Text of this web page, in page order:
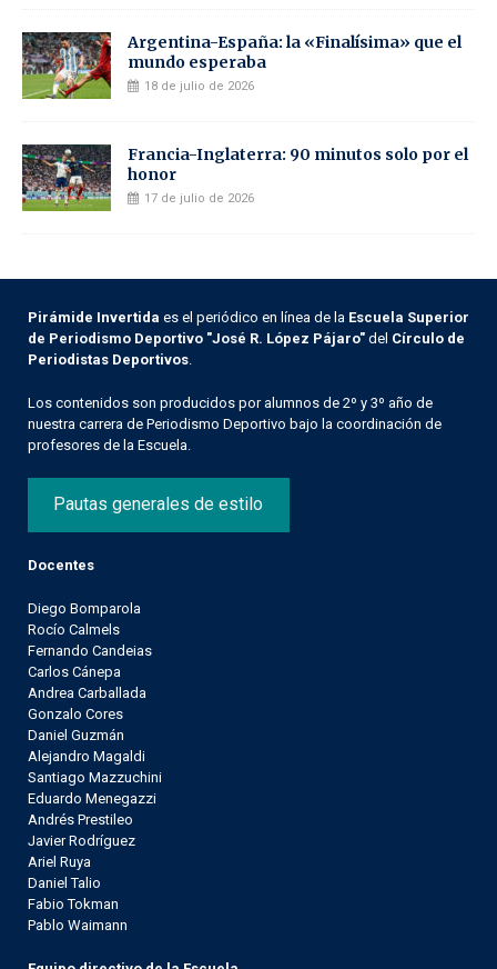
Argentina-España: la «Finalísima» que el
mundo esperaba
18 de julio de 2026
Francia-Inglaterra: 90 minutos solo por el
honor
17 de julio de 2026
Pirámide Invertida es el periódico en línea de la Escuela Superior
de Periodismo Deportivo "José R. López Pájaro" del Círculo de
Periodistas Deportivos
Los contenidos son producidos por alumnos de 2º y 3º año de
nuestra carrera de Periodismo Deportivo bajo la coordinación de
profesores de la Escuela.
Pautas generales de estilo
Docentes
Diego Bomparola
Rocío Calmels
Fernando Candeias
Carlos Cánepa
Andrea Carballada
Gonzalo Cores
Daniel Guzmán
Alejandro Magaldi
Santiago Mazzuchini
Eduardo Menegazzi
Andrés Prestileo
Javier Rodríguez
Ariel Ruya
Daniel Talio
Fabio Tokman
Pablo Waimann